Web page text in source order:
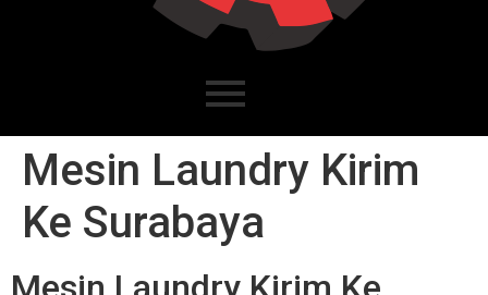
Mesin Laundry Kirim
Ke Surabaya